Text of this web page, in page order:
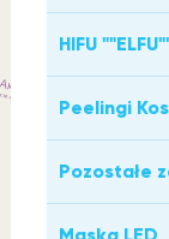
HIFU
Peelingi
Pozostałe